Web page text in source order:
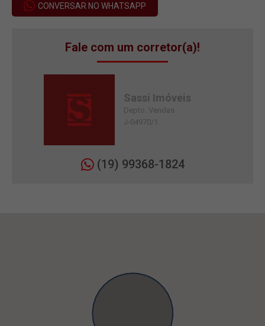
CONVERSAR NO WHATSAPP
Fale com um corretor(a)!
Sassi Imóveis
Depto. Vendas
J-04970/1
(19) 99368-1824